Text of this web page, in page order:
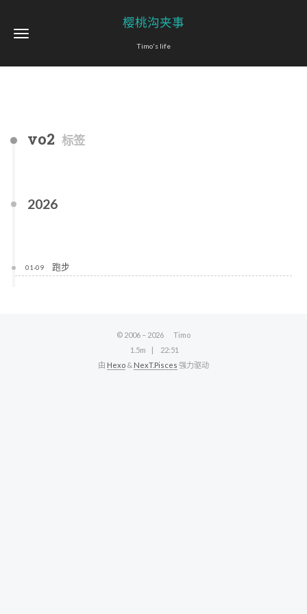
樱桃沟夹事
Timo's life
vo2 标签
2026
01-09 跑步
© 2006 – 2026
Timo
1.5m
22:51
由 Hexo & NexT.Pisces 强力驱动